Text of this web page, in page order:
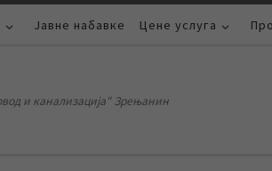
Јавне набавке Цене услуга
и канализација" Зрењанин